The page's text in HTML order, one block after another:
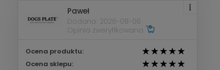
Paweł
Dodano: 2026-08-06
Opinia zweryfikowana
Ocena produktu:
Ocena sklepu: